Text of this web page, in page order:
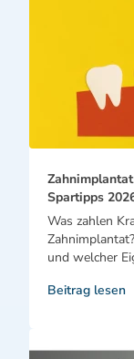
Spartipps
Was zahlen
und welcher
Beitrag lesen